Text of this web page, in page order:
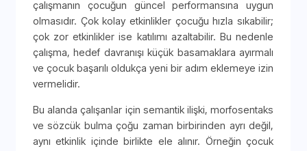
çalışmanın çocuğun güncel performansına uygun
olmasıdır. Çok kolay etkinlikler çocuğu hızla sıkabilir;
çok zor etkinlikler ise katılımı azaltabilir. Bu nedenle
çalışma, hedef davranışı küçük basamaklara ayırmalı
ve çocuk başarılı oldukça yeni bir adım eklemeye izin
vermelidir.
Bu alanda çalışanlar için semantik ilişki, morfosentaks
ve sözcük bulma çoğu zaman birbirinden ayrı değil,
aynı etkinlik içinde birlikte ele alınır. Örneğin çocuk